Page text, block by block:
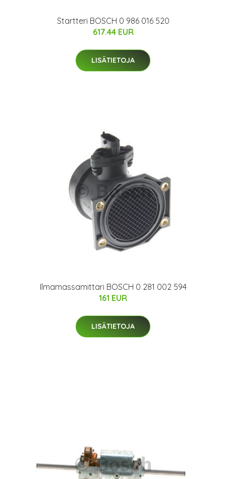
Startteri BOSCH 0 986 016 520
617.44 EUR
LISÄTIETOJA
Ilmamassamittari BOSCH 0 281 002 594
161 EUR
LISÄTIETOJA